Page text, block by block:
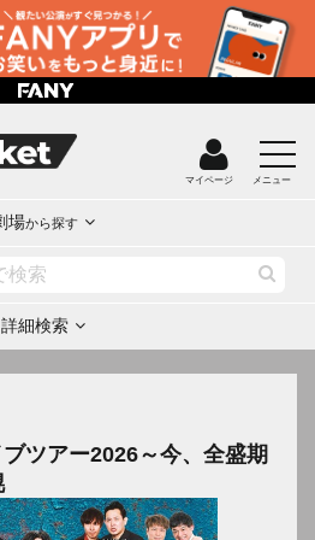
マイページ メニュー
場から探す
詳細検索
ツアー2026～今、全盛期